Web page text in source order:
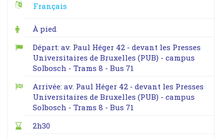
Français
À pied
Départ: av. Paul Héger 42 - devant les Presses
Universitaires de Bruxelles (PUB) - campus
Solbosch - Trams 8 - Bus 71
Arrivée: av. Paul Héger 42 - devant les Presses
Universitaires de Bruxelles (PUB) - campus
Solbosch - Trams 8 - Bus 71
2h30